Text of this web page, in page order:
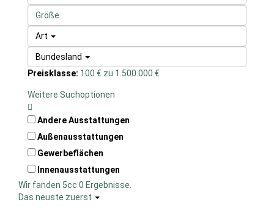
Art
Bundesland
Preisklasse: 100 € zu 1.500.000 €
Weitere Suchoptionen
Andere Ausstattungen
Außenausstattungen
Gewerbeflächen
Innenausstattungen
Wir fanden 5cc 0 Ergebnisse.
Das neuste zuerst